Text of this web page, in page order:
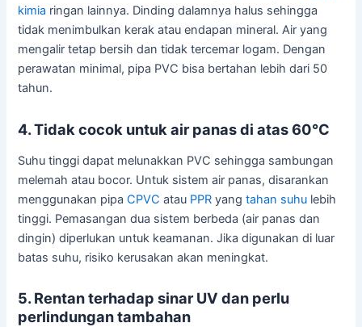
kimia ringan lainnya. Dinding dalamnya halus sehingga
tidak menimbulkan kerak atau endapan mineral. Air yang
mengalir tetap bersih dan tidak tercemar logam. Dengan
perawatan minimal, pipa PVC bisa bertahan lebih dari 50
tahun.
4. Tidak cocok untuk air panas di atas 60°C
Suhu tinggi dapat melunakkan PVC sehingga sambungan
melemah atau bocor. Untuk sistem air panas, disarankan
menggunakan pipaCPVC atau PPR yangtahan suhu lebih
tinggi. Pemasangan dua sistem berbeda (air panas dan
dingin) diperlukan untuk keamanan. Jika digunakan di luar
batas suhu, risiko kerusakan akan meningkat.
5. Rentan terhadap sinar UV dan perlu
perlindungan tambahan